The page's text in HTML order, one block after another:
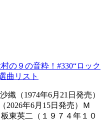
の９の音粋！#330“ロック
曲リスト
織（1974年6月21日発売）
2026年6月15日発売）Ｍ
東英二（１９７４年１０